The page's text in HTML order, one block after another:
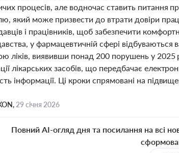
процесів, але водночас ставить питання
який може призвести до втрати довіри
і працівників, щоб забезпечити
у фармацевтичній сфері
ліків, виявивши понад 200 порушень у
лікарських засобів, що передбачає
інформації. Ці кроки спрямовані на
29 січня 2026
Повний AI-огляд дня та посилання на всі